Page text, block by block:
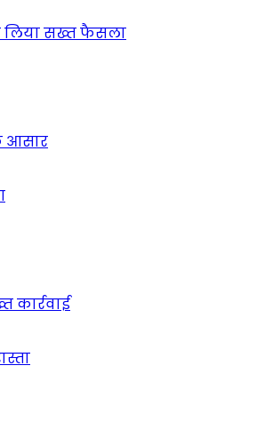
लिया सख्त फैसला
आसार
कार्रवाई